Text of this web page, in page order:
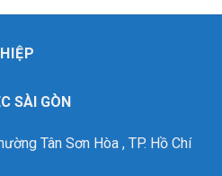
SÀI GÒN
Tân Sơn Hòa , TP. Hồ Chí